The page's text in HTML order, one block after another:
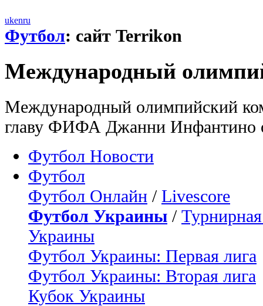
ukenru
Футбол: сайт Terrikon
Международный
Международный олимпийский
главу ФИФА Джанни Инфантино
Футбол Новости
Футбол
Футбол Онлайн / Livescore
Футбол Украины /
Украины
Футбол Украины: Первая лига
Футбол Украины: Вторая лига
Кубок Украины